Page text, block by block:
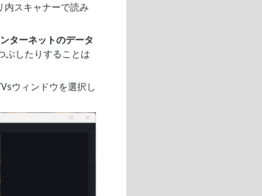
スキャナーで読み
ターネットのデータ
ぶしたりすることは
ウィンドウを選択し